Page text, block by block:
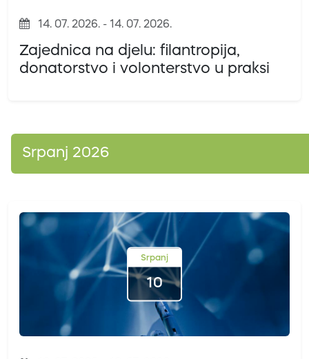
14. 07. 2026. - 14. 07. 2026.
Zajednica na djelu: filantropija,
donatorstvo i volonterstvo u praksi
Srpanj 2026
Srpanj
10